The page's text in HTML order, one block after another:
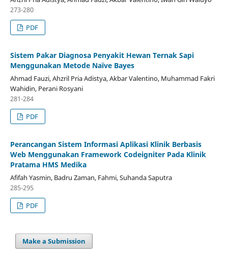
273-280
PDF
Sistem Pakar Diagnosa Penyakit Hewan Ternak Sapi
Menggunakan Metode Naïve Bayes
Ahmad Fauzi, Ahzril Pria Adistya, Akbar Valentino, Muhammad Fakri
Wahidin, Perani Rosyani
281-284
PDF
Perancangan Sistem Informasi Aplikasi Klinik Berbasis
Web Menggunakan Framework Codeigniter Pada Klinik
Pratama HMS Medika
Afifah Yasmin, Badru Zaman, Fahmi, Suhanda Saputra
285-295
PDF
Make a Submission